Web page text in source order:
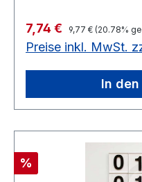
Verkaufspreis:
7,74 € Regulärer Preis:
9,77 € (20.78%
Preise inkl. MwSt.
In
Rabatt
%